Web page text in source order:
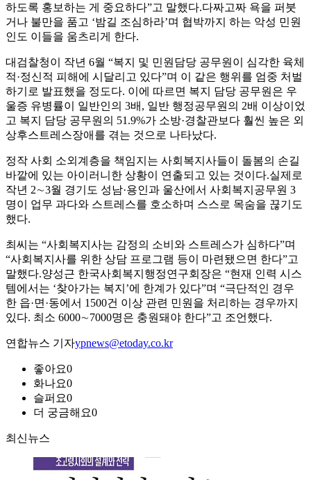
하도록 홍보하는 게 중요하다”고 말했다.다짜고짜 욕을 퍼붓
거나 불만을 품고 ‘밤길 조심하라’며 협박까지 하는 악성 민원
인도 이들을 움츠리게 한다.
대검찰청이 작년 6월 “복지 및 민원담당 공무원이 심각한 육체
적·정신적 피해에 시달리고 있다”며 이 같은 행위를 엄중 처벌
하기로 발표했을 정도다. 이에 따르면 복지 담당 공무원은 우
울증 유병률이 일반인의 3배, 일반 행정공무원의 2배 이상이었
고 복지 담당 공무원의 51.9%가 소방·경찰관보다 훨씬 높은 외
상후스트레스장애를 겪는 것으로 나타났다.
정작 사회 소외계층을 책임지는 사회복지사들이 돌봄의 손길
바깥에 있는 아이러니한 상황이 연출되고 있는 것이다.실제로
작년 2∼3월 경기도 성남·용인과 울산에서 사회복지공무원 3
명이 업무 과다와 스트레스를 호소하며 스스로 목숨을 끊기도
했다.
최씨는 “사회복지사는 감정의 소비와 스트레스가 심하다”며
“사회복지사를 위한 상담 프로그램 등이 마련됐으면 한다”고
말했다.양성근 한국사회복지행정연구회장은 “현재 인력 시스
템에서는 ‘찾아가는 복지’에 한계가 있다”며 “극단적인 경우
한 읍·면·동에서 1500건 이상 관련 민원을 처리하는 경우까지
있다. 최소 6000∼7000명은 충원돼야 한다”고 조언했다.
연합뉴스 기자ypnews@etoday.co.kr
좋아요0
화나요0
슬퍼요0
더 궁금해요0
최신뉴스